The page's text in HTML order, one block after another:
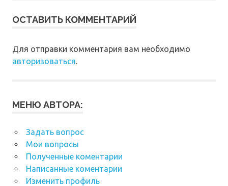
ОСТАВИТЬ КОММЕНТАРИЙ
Для отправки комментария вам необходимо
авторизоваться.
МЕНЮ АВТОРА:
Задать вопрос
Мои вопросы
Полученные коментарии
Написанные коментарии
Изменить профиль